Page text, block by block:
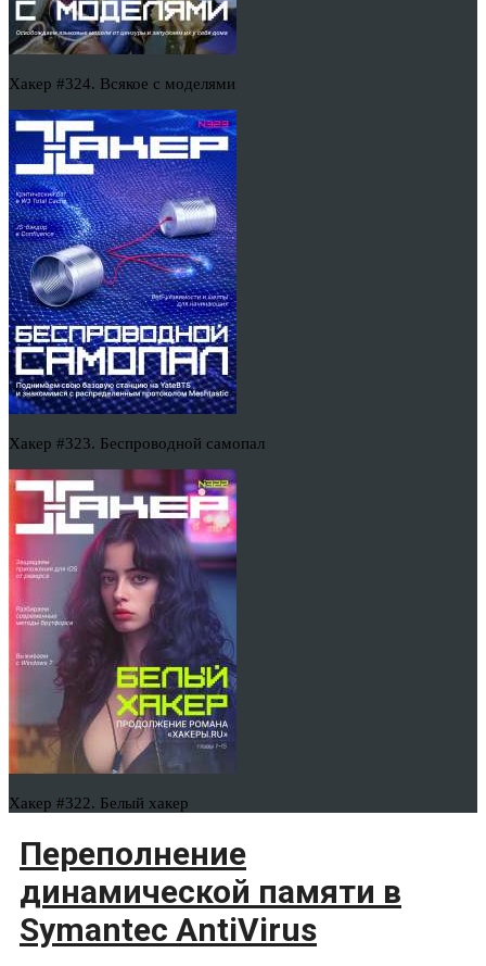
Хакер #324. Всякое с моделями
Хакер #323. Беспроводной самопал
Хакер #322. Белый хакер
Переполнение
динамической памяти в
Symantec AntiVirus